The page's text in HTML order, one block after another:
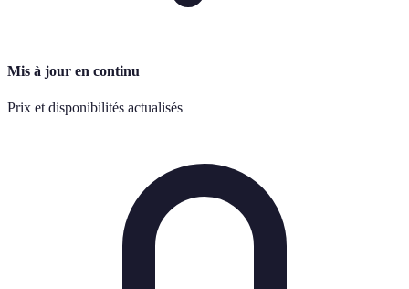
Mis à jour en continu
Prix et disponibilités actualisés